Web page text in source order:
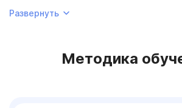
Знакомство с форматом
Развернуть
Методика